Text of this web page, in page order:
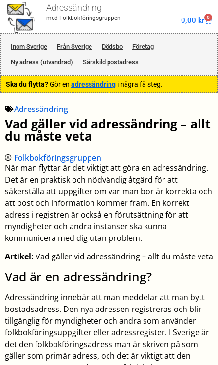
Adressändring
med Folkbokföringsgruppen 0,00 kr 0
Inom Sverige Från Sverige Dödsbo Företag
Ny adress (utvandrad) Särskild postadress
Ska du flytta?Gör en adressändring i några få steg.
Adressändring
Vad gäller vid adressändring – allt
du måste veta
Folkbokföringsgruppen
När man flyttar är det viktigt att göra en adressändring.
Det är en praktisk och nödvändig åtgärd för att
säkerställa att uppgifter om var man bor är korrekta och
att post och information kommer fram. En korrekt
adress i registren är också en förutsättning för att
myndigheter och andra instanser ska kunna
kommunicera med dig utan problem.
Artikel: Vad gäller vid adressändring – allt du måste veta
Vad är en adressändring?
Adressändring innebär att man meddelar att man bytt
bostadsadress. Den nya adressen registreras och blir
tillgänglig för myndigheter och andra som använder
folkbokföringsuppgifter eller adressregister. I Sverige är
det den folkbokföringsadress man är skriven på som
gäller som primär adress, och det är viktigt att den